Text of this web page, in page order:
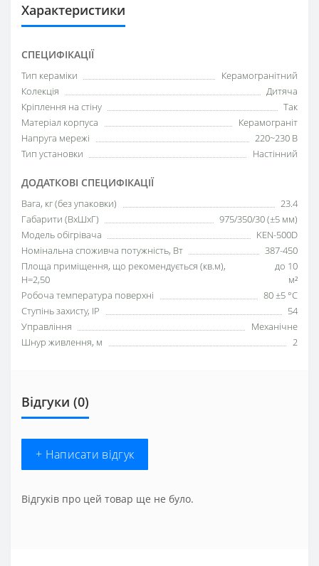
Характеристики
СПЕЦИФІКАЦІЇ
Тип кераміки
Керамогранітний
Колекція
Дитяча
Кріплення на стіну
Так
Матеріал корпуса
Керамограніт
Напруга мережі
220~230 В
Тип установки
Настінний
ДОДАТКОВІ СПЕЦИФІКАЦІЇ
Вага, кг (без упаковки)
23.4
Габарити (ВхШхГ)
975/350/30 (±5 мм)
Модель обігрівача
KEN-500D
Номінальна споживча потужність, Вт
387-450
Площа приміщення, що рекомендується (кв.м),
H=2,50
до 10
м²
Робоча температура поверхні
80 ±5 °С
Ступінь захисту, IP
54
Управління
Механічне
Шнур живлення, м
2
Відгуки (0)
+ Написати відгук
Відгуків про цей товар ще не було.